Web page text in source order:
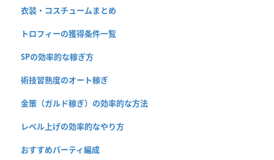
衣装・コスチュームまとめ
トロフィーの獲得条件一覧
SPの効率的な稼ぎ方
術技習熟度のオート稼ぎ
金策（ガルド稼ぎ）の効率的な方法
レベル上げの効率的なやり方
おすすめパーティ編成